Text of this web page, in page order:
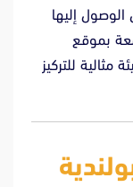
إليها
بموقع
للتركيز